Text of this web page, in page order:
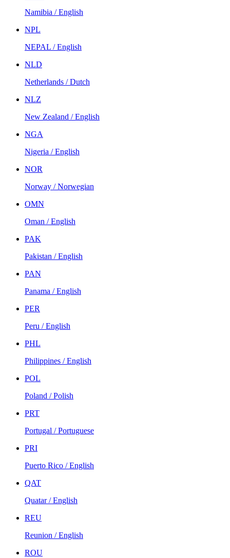
Namibia / English
NPL
NEPAL / English
NLD
Netherlands / Dutch
NLZ
New Zealand / English
NGA
Nigeria / English
NOR
Norway / Norwegian
OMN
Oman / English
PAK
Pakistan / English
PAN
Panama / English
PER
Peru / English
PHL
Philippines / English
POL
Poland / Polish
PRT
Portugal / Portuguese
PRI
Puerto Rico / English
QAT
Quatar / English
REU
Reunion / English
ROU